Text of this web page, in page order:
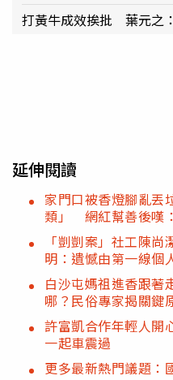
打黃牛成效挨批 葉元之
延伸閱讀
家門口被香燈腳亂丟
類」 網紅幫善後嘆
「剴剴案」社工陳
明：遺憾由第一線個
白沙屯媽祖進香跟著
哪？民俗專家揭關鍵
許富凱合作年輕人
一起車震過
更多最新熱門議題：